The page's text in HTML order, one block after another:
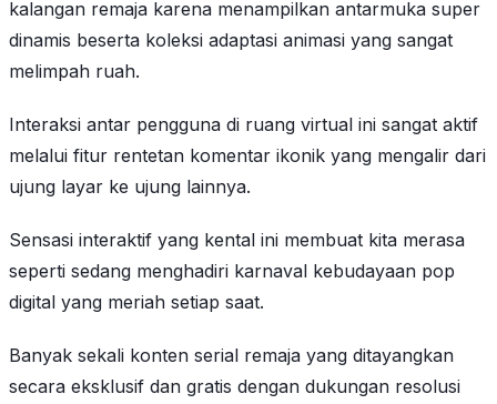
kalangan remaja karena menampilkan antarmuka super
dinamis beserta koleksi adaptasi animasi yang sangat
melimpah ruah.
Interaksi antar pengguna di ruang virtual ini sangat aktif
melalui fitur rentetan komentar ikonik yang mengalir dari
ujung layar ke ujung lainnya.
Sensasi interaktif yang kental ini membuat kita merasa
seperti sedang menghadiri karnaval kebudayaan pop
digital yang meriah setiap saat.
Banyak sekali konten serial remaja yang ditayangkan
secara eksklusif dan gratis dengan dukungan resolusi